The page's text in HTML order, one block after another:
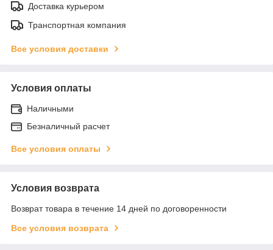
Доставка курьером
Транспортная компания
Все условия доставки
Условия оплаты
Наличными
Безналичный расчет
Все условия оплаты
Условия возврата
Возврат товара в течение 14 дней по договоренности
Все условия возврата